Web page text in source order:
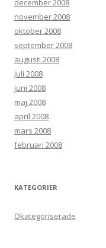
december 2008
november 2008
oktober 2008
september 2008
augusti 2008
juli 2008
juni 2008
maj 2008
april 2008
mars 2008
februari 2008
KATEGORIER
Okategoriserade